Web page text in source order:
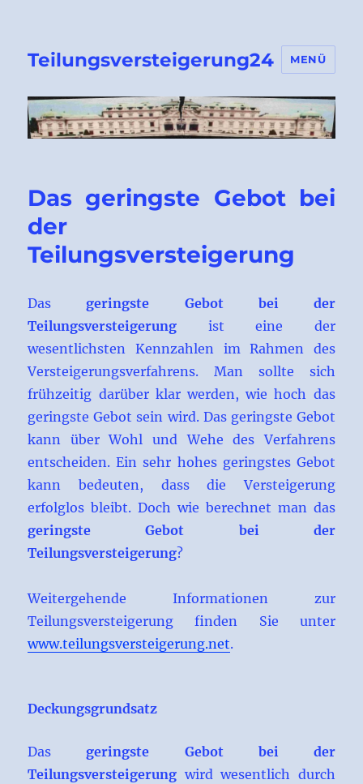
Teilungsversteigerung24 MENÜ
Das geringste Gebot bei
der
Teilungsversteigerung
Das geringste Gebot bei der
Teilungsversteigerung ist eine der
wesentlichsten Kennzahlen im Rahmen des
Versteigerungsverfahrens. Man sollte sich
frühzeitig darüber klar werden, wie hoch das
geringste Gebot sein wird. Das geringste Gebot
kann über Wohl und Wehe des Verfahrens
entscheiden. Ein sehr hohes geringstes Gebot
kann bedeuten, dass die Versteigerung
erfolglos bleibt. Doch wie berechnet man das
geringste Gebot bei der
Teilungsversteigerung?
Weitergehende Informationen zur
Teilungsversteigerung finden Sie unter
www.teilungsversteigerung.net.
Deckungsgrundsatz
Das geringste Gebot bei der
Teilungsversteigerung wird wesentlich durch